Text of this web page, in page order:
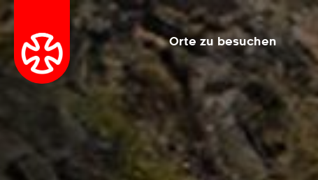
Orte zu besuchen